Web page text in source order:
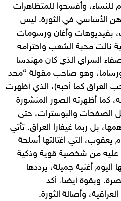
للنساء، وأفسحوا للمتظاهرات
الأساسي في الثورة. ليس
بفيديوهات وأغان ورسومات
نالت محبة الشعب واحترامه
السراي الذي كان مهندسا
ورساما، وهو صاحب مقولة “محد
العراق كما أحبه)، الذي أظهرت
كما أظهرته الصور المنشورة
الصفحات والبوسترات، حتى
بل ربما غيفارا العراق. تأتي
يعقوب، التي اغتالتها أسلحة
عليه من شخصية قوية وذكية
أغنية جميلة، يرددها
وبقوة أيضا، أكد
وأصالة الثورة.